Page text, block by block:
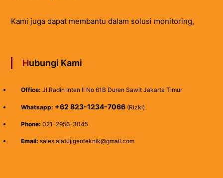
Kami juga dapat membantu dalam solusi monitoring,
Hubungi Kami
Office: Jl.Radin Inten II No 61B Duren Sawit Jakarta Timur
Whatsapp: +62 823-1234-7066(Rizki)
Phone: 021-2956-3045
Email: sales.alatujigeoteknik@gmail.com